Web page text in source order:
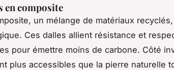
en composite
un mélange de matériaux
Ces dalles allient résistance et
pour émettre moins de carbone. Côté
plus accessibles que la pierre naturelle